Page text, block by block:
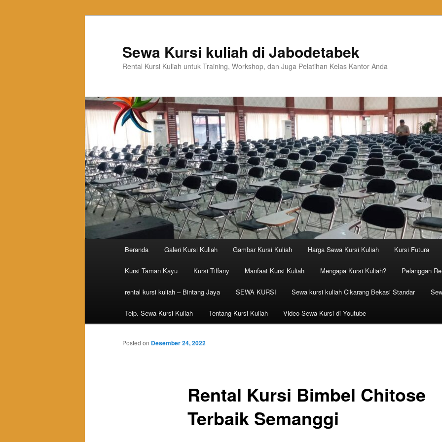
Sewa Kursi kuliah di Jabodetabek
Rental Kursi Kuliah untuk Training, Workshop, dan Juga Pelatihan Kelas Kantor Anda
Skip to primary content
Skip to secondary content
Beranda Galeri Kursi Kuliah Gambar Kursi Kuliah Harga Sewa Kursi Kuliah Kursi Futura
Kursi Taman Kayu Kursi Tiffany Manfaat Kursi Kuliah Mengapa Kursi Kuliah? Pelanggan
rental kursi kuliah – Bintang Jaya SEWA KURSI Sewa kursi kuliah Cikarang Bekasi Standar
Telp. Sewa Kursi Kuliah Tentang Kursi Kuliah Video Sewa Kursi di Youtube
Rental Kursi Bimbel Chitose
Terbaik Semanggi
Posted on Desember 24, 2022